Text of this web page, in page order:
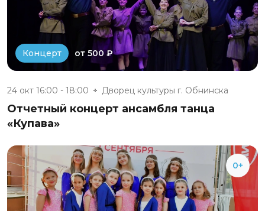
Концерт от 500 ₽
24 окт 16:00 - 18:00 Дворец культуры г. Обнинска
Отчетный концерт ансамбля танца
«Купава»
0+